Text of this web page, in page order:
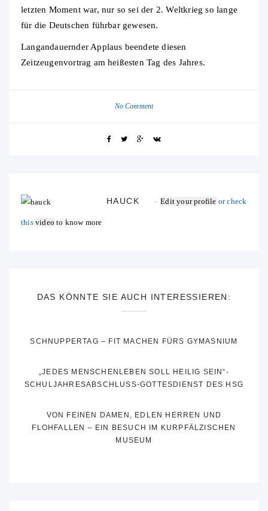
letzten Moment war, nur so sei der 2. Weltkrieg so lange
für die Deutschen führbar gewesen.
Langandauernder Applaus beendete diesen
Zeitzeugenvortrag am heißesten Tag des Jahres.
No Comment
HAUCK Edit your profile or check
this video to know more
DAS KÖNNTE SIE AUCH INTERESSIEREN:
SCHNUPPERTAG – FIT MACHEN FÜRS GYMASNIUM
„JEDES MENSCHENLEBEN SOLL HEILIG SEIN“-
SCHULJAHRESABSCHLUSS-GOTTESDIENST DES HSG
VON FEINEN DAMEN, EDLEN HERREN UND
FLOHFALLEN – EIN BESUCH IM KURPFÄLZISCHEN
MUSEUM